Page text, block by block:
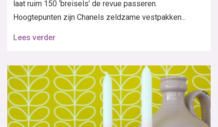
laat ruim 150 ‘breisels’ de revue passeren.
Hoogtepunten zijn Chanels zeldzame vestpakken...
Lees verder